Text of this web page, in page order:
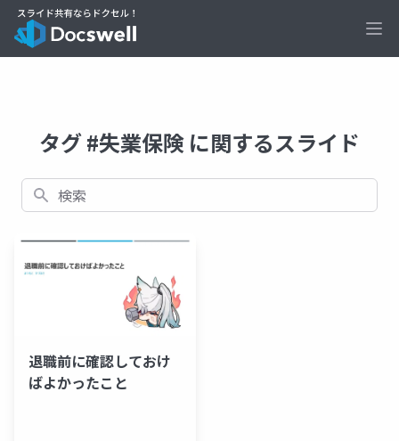
タグ #失業保険 に関するスライド
検索
退職前に確認しておけ
ばよかったこと